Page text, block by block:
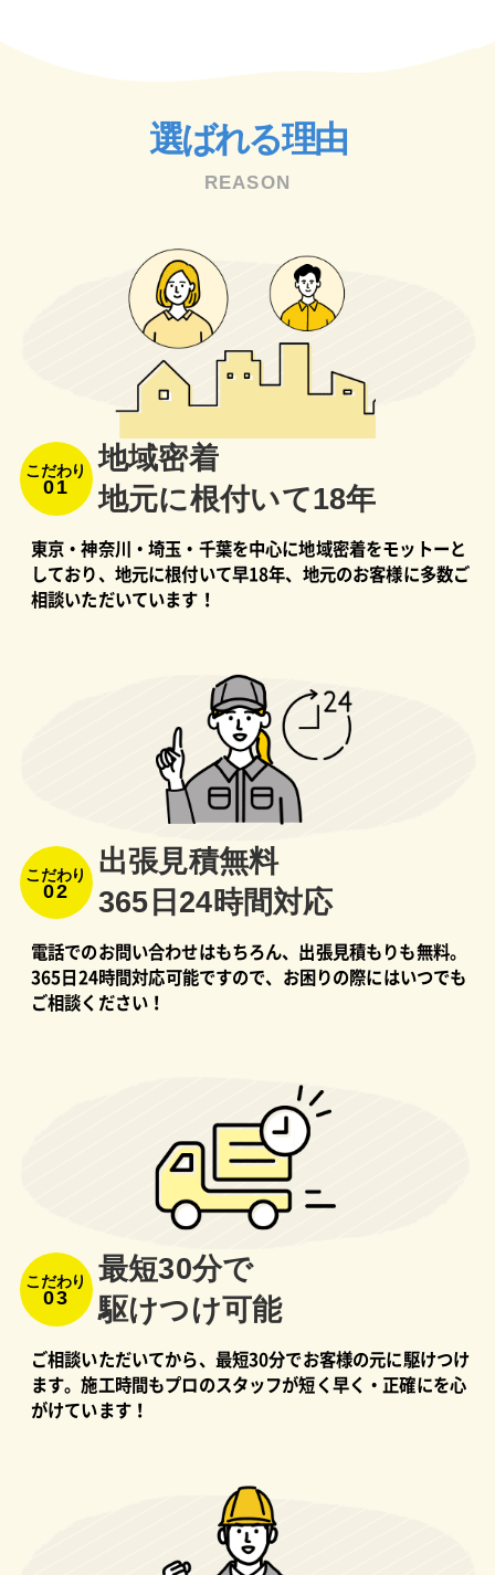
選ばれる理由
REASON
こだわり
01
地域密着
地元に根付いて18年
東京・神奈川・埼玉・千葉を中心に地域密着をモットーと
しており、地元に根付いて早18年、地元のお客様に多数ご
相談いただいています！
こだわり
02
出張⾒積無料
365⽇24時間対応
電話でのお問い合わせはもちろん、出張見積もりも無料。
365日24時間対応可能ですので、お困りの際にはいつでも
ご相談ください！
こだわり
03
最短30分で
駆けつけ可能
ご相談いただいてから、最短30分でお客様の元に駆けつけ
ます。施工時間もプロのスタッフが短く早く・正確にを心
がけています！